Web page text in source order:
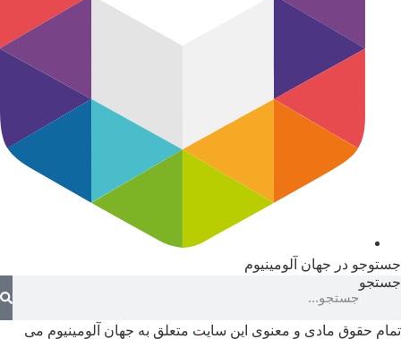
جستوجو در جهان آلومینیوم
جستجو
تمام حقوق مادی و معنوی این سایت متعلق به جهان آلومینیوم می